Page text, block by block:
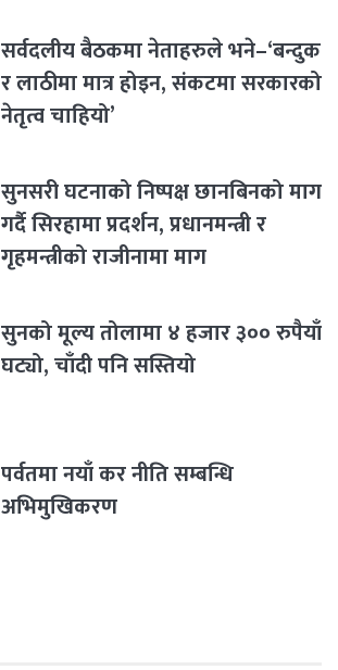
सर्वदलीय बैठकमा नेताहरुले भने–‘बन्दुक
र लाठीमा मात्र होइन, संकटमा सरकारको
नेतृत्व चाहियो’
सुनसरी घटनाको निष्पक्ष छानबिनको माग
गर्दै सिरहामा प्रदर्शन, प्रधानमन्त्री र
गृहमन्त्रीको राजीनामा माग
सुनको मूल्य तोलामा ४ हजार ३०० रुपैयाँ
घट्यो, चाँदी पनि सस्तियो
पर्वतमा नयाँ कर नीति सम्बन्धि
अभिमुखिकरण